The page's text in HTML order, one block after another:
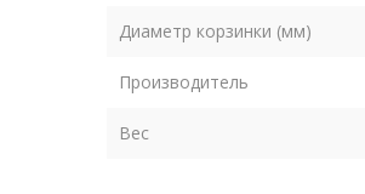
Диаметр корзинки (мм)
Производитель
Вес